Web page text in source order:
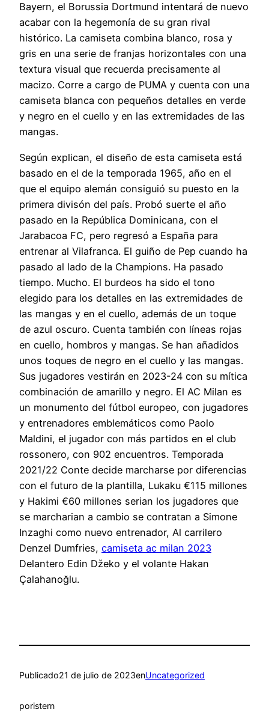
Bayern, el Borussia Dortmund intentará de nuevo
acabar con la hegemonía de su gran rival
histórico. La camiseta combina blanco, rosa y
gris en una serie de franjas horizontales con una
textura visual que recuerda precisamente al
macizo. Corre a cargo de PUMA y cuenta con una
camiseta blanca con pequeños detalles en verde
y negro en el cuello y en las extremidades de las
mangas.
Según explican, el diseño de esta camiseta está
basado en el de la temporada 1965, año en el
que el equipo alemán consiguió su puesto en la
primera divisón del país. Probó suerte el año
pasado en la República Dominicana, con el
Jarabacoa FC, pero regresó a España para
entrenar al Vilafranca. El guiño de Pep cuando ha
pasado al lado de la Champions. Ha pasado
tiempo. Mucho. El burdeos ha sido el tono
elegido para los detalles en las extremidades de
las mangas y en el cuello, además de un toque
de azul oscuro. Cuenta también con líneas rojas
en cuello, hombros y mangas. Se han añadidos
unos toques de negro en el cuello y las mangas.
Sus jugadores vestirán en 2023-24 con su mítica
combinación de amarillo y negro. El AC Milan es
un monumento del fútbol europeo, con jugadores
y entrenadores emblemáticos como Paolo
Maldini, el jugador con más partidos en el club
rossonero, con 902 encuentros. Temporada
2021/22 Conte decide marcharse por diferencias
con el futuro de la plantilla, Lukaku €115 millones
y Hakimi €60 millones serian los jugadores que
se marcharian a cambio se contratan a Simone
Inzaghi como nuevo entrenador, Al carrilero
Denzel Dumfries, camiseta ac milan 2023
Delantero Edin Džeko y el volante Hakan
Çalahanoğlu.
Publicado21 de julio de 2023enUncategorized
poristern